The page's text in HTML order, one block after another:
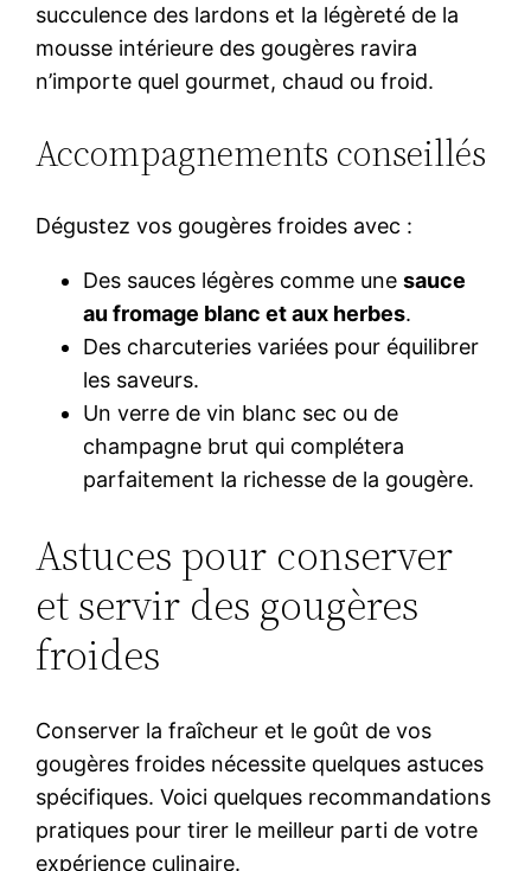
succulence des lardons et la légèreté de la
mousse intérieure des gougères ravira
n’importe quel gourmet, chaud ou froid.
Accompagnements conseillés
Dégustez vos gougères froides avec :
Des sauces légères comme unesauce
au fromage blanc et aux herbes.
Des charcuteries variées pour équilibrer
les saveurs.
Un verre de vin blanc sec ou de
champagne brut qui complétera
parfaitement la richesse de la gougère.
Astuces pour conserver
et servir des gougères
froides
Conserver la fraîcheur et le goût de vos
gougères froides nécessite quelques astuces
spécifiques. Voici quelques recommandations
pratiques pour tirer le meilleur parti de votre
expérience culinaire.